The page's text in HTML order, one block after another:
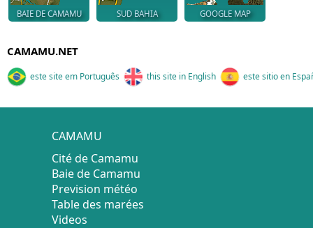
BAIE DE CAMAMU SUD BAHIA GOOGLE MAP
CAMAMU.NET
este site em Português this site in English este sitio en
CAMAMU
Cité de Camamu
Baie de Camamu
Prevision météo
Table des marées
Videos